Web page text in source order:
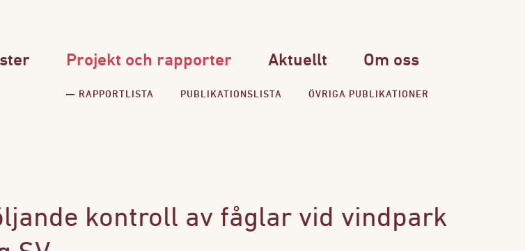
Projekt och rapporter
RAPPORTLISTA PUBLIKATIONSLISTA ÖVRIGA PUBLIKATIONER
Aktuellt Om oss
kontroll av fåglar vid vindpark